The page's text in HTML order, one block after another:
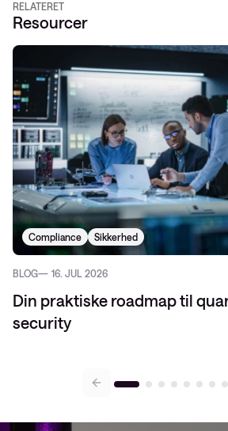
RELATERET
Resourcer
Compliance Sikkerhed
BLOG 16. JUL 2026
Din praktiske roadmap til
security